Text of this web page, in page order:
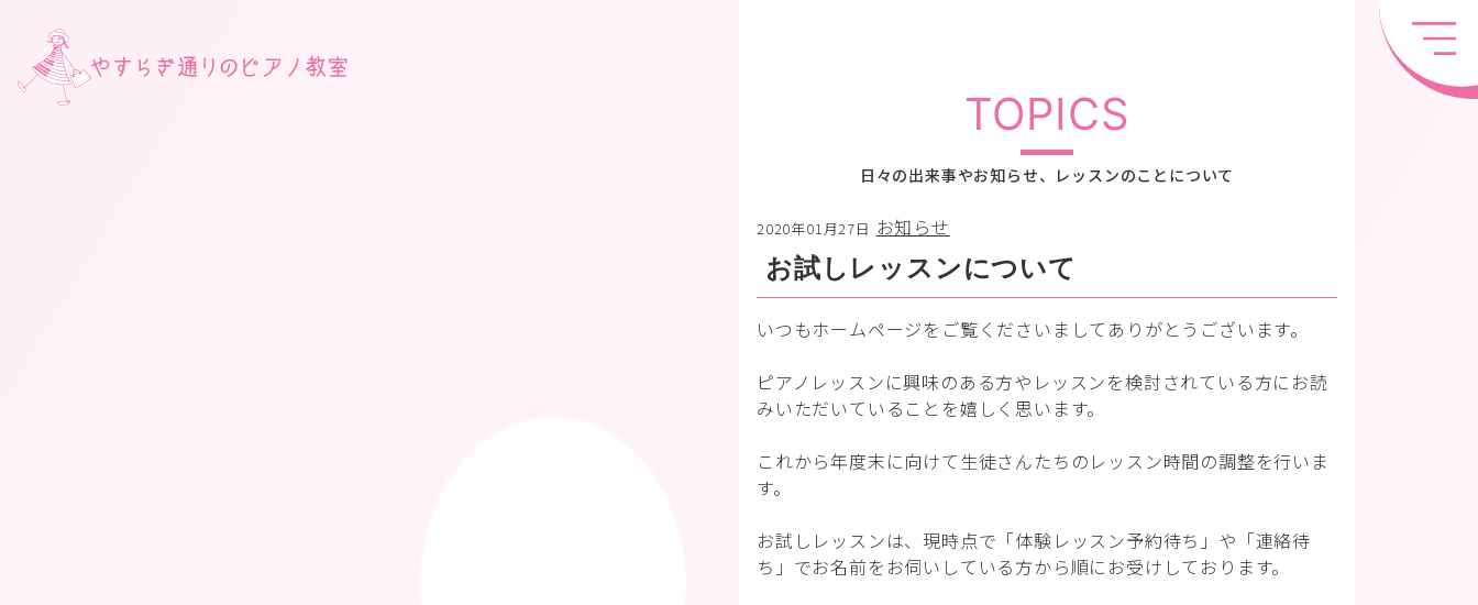
TOPICS
日々の出来事やお知らせ、レッスンのことについて
2020年01月27日 お知らせ
お試しレッスンについて
いつもホームページをご覧くださいましてありがとうございます。
ピアノレッスンに興味のある方やレッスンを検討されている方にお読
みいただいていることを嬉しく思います。
これから年度末に向けて生徒さんたちのレッスン時間の調整を行いま
す。
お試しレッスンは、現時点で「体験レッスン予約待ち」や「連絡待
ち」でお名前をお伺いしている方から順にお受けしております。